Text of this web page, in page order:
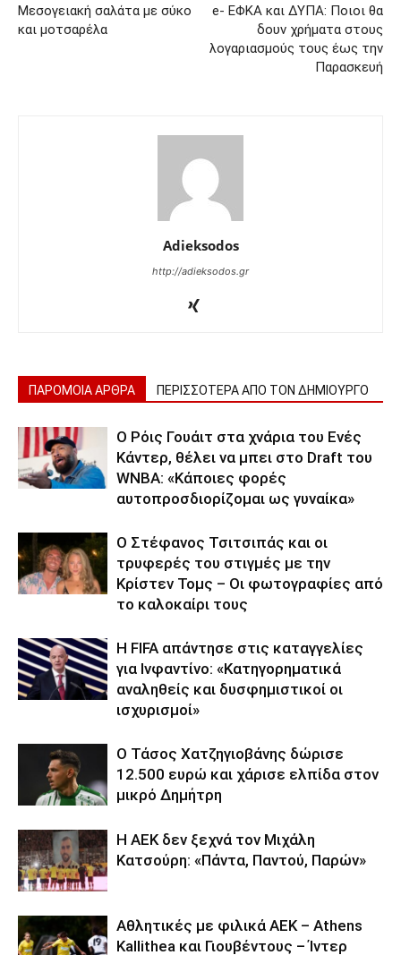
Μεσογειακή σαλάτα με σύκο
και μοτσαρέλα
e- ΕΦΚΑ και ΔΥΠΑ: Ποιοι θα
δουν χρήματα στους
λογαριασμούς τους έως την
Παρασκευή
Adieksodos
http://adieksodos.gr
ΠΑΡΟΜΟΙΑ ΑΡΘΡΑ ΠΕΡΙΣΣΟΤΕΡΑ ΑΠΟ ΤΟΝ ΔΗΜΙΟΥΡΓΟ
Ο Ρόις Γουάιτ στα χνάρια του Ενές
Κάντερ, θέλει να μπει στο Draft του
WNBA: «Κάποιες φορές
αυτοπροσδιορίζομαι ως γυναίκα»
Ο Στέφανος Τσιτσιπάς και οι
τρυφερές του στιγμές με την
Κρίστεν Τομς – Οι φωτογραφίες από
το καλοκαίρι τους
Η FIFA απάντησε στις καταγγελίες
για Ινφαντίνο: «Κατηγορηματικά
αναληθείς και δυσφημιστικοί οι
ισχυρισμοί»
Ο Τάσος Χατζηγιοβάνης δώρισε
12.500 ευρώ και χάρισε ελπίδα στον
μικρό Δημήτρη
Η ΑΕΚ δεν ξεχνά τον Μιχάλη
Κατσούρη: «Πάντα, Παντού, Παρών»
Αθλητικές με φιλικά ΑΕΚ – Athens
Kallithea και Γιουβέντους – Ίντερ